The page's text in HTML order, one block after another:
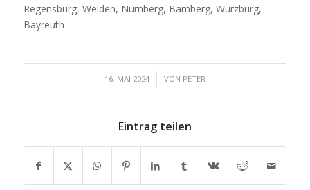
Regensburg, Weiden, Nürnberg, Bamberg, Würzburg,
Bayreuth
16. MAI 2024
/ VON PETER
Eintrag teilen